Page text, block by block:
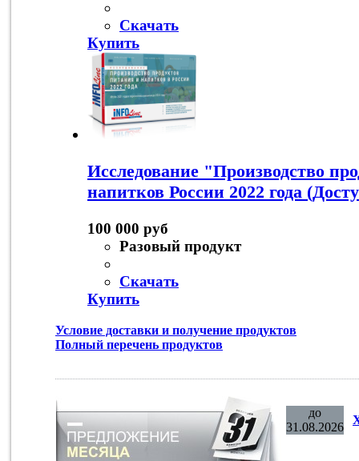
Скачать
Купить
Исследование "Производство
напитков России 2022 года
100 000 руб
Разовый продукт
Скачать
Купить
Условие доставки и получение продуктов
Полный перечень продуктов
до
31.08.2026